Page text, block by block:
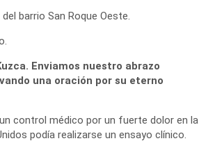
barrio San Roque Oeste.
Enviamos nuestro abrazo
una oración por su eterno
control médico por un fuerte dolor en la
podía realizarse un ensayo clínico.